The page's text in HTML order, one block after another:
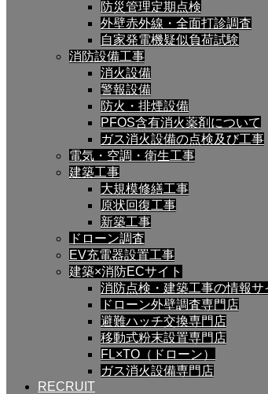
防災管理定期点検
外壁赤外線・全面打診調査
自家発電機疑似負荷試験
消防設備工事
消火設備
警報設備
防火・排煙設備
PFOS含有消火薬剤について
ガス消火設備の点検及び工事
電気・空調・衛生工事
建築工事
大規模修繕工事
原状回復工事
新築工事
ドローン調査
EV充電器設置工事
建築×消防ECサイト
消防点検・建築工事の情報サ
ドローン外壁調査専門店
避難ハッチ交換専門店
移動式粉末設置専門店
FL×TO（ドローン）
ガス消火設備専門店
RECRUIT